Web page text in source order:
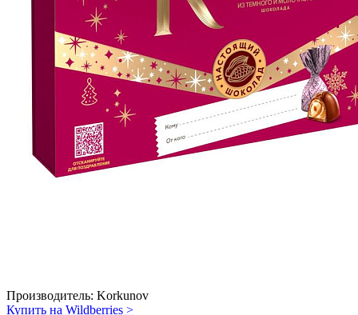
Производитель: Korkunov
Купить на Wildberries >